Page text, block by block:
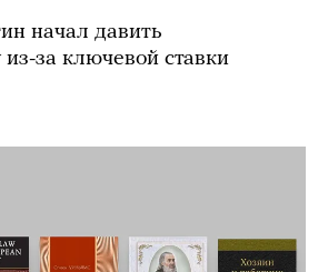
начал давить
за ключевой ставки